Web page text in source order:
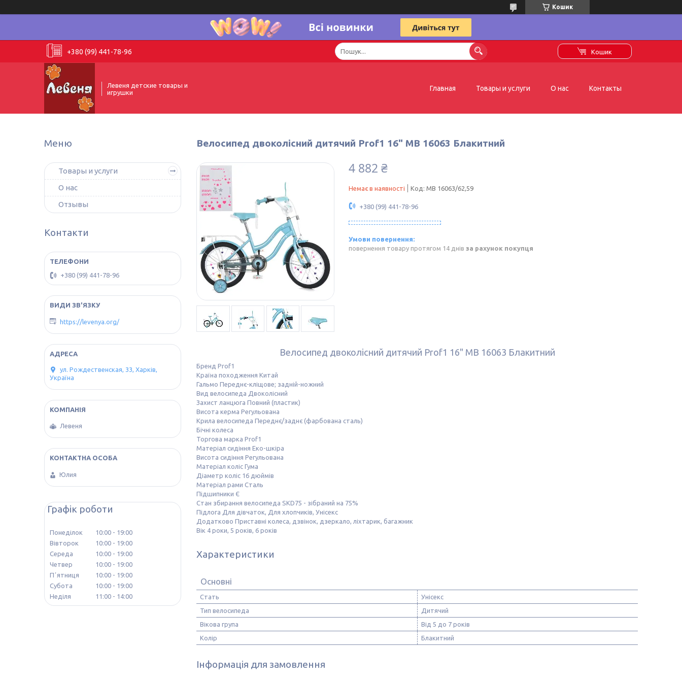
Кошик
+380 (99) 441-78-96 Кошик
Левеня детские товары и
игрушки
Главная Товары и услуги О нас Контакты
Велосипед двоколісний дитячий Prof1 16" MB 16063 Блакитний
4 882 ₴
Немає в наявності Код: MB 16063/62,59
+380 (99) 441-78-96
повернення товару протягом 14 днів за рахунок покупця
Велосипед двоколісний дитячий Prof1 16" MB 16063 Блакитний
Бренд Prof1
Країна походження Китай
Гальмо Переднє-кліщове; задній-ножний
Вид велосипеда Двоколісний
Захист ланцюга Повний (пластик)
Висота керма Регульована
Крила велосипеда Переднє/заднє (фарбована сталь)
Бічні колеса
Торгова марка Prof1
Матеріал сидіння Еко-шкіра
Висота сидіння Регульована
Матеріал коліс Гума
Діаметр коліс 16 дюймів
Матеріал рами Сталь
Підшипники Є
Стан збирання велосипеда SKD75 - зібраний на 75%
Підлога Для дівчаток, Для хлопчиків, Унісекс
Додатково Приставні колеса, дзвінок, дзеркало, ліхтарик, багажник
Вік 4 роки, 5 років, 6 років
Характеристики
Основні
Стать
Унісекс
Тип велосипеда
Дитячий
Вікова група
Від 5 до 7 років
Колір
Блакитний
Інформація для замовлення
Товары и услуги
О нас
Отзывы
Контакти
+380 (99) 441-78-96
https://levenya.org/
ул. Рождественская, 33, Харків,
Україна
Левеня
Юлия
Графік роботи
Понеділок 10:00
19:00
Вівторок
10:00
19:00
Середа
10:00
19:00
Четвер
10:00
19:00
Пʼятниця
10:00
19:00
Субота
10:00
19:00
Неділя
11:00 14:00